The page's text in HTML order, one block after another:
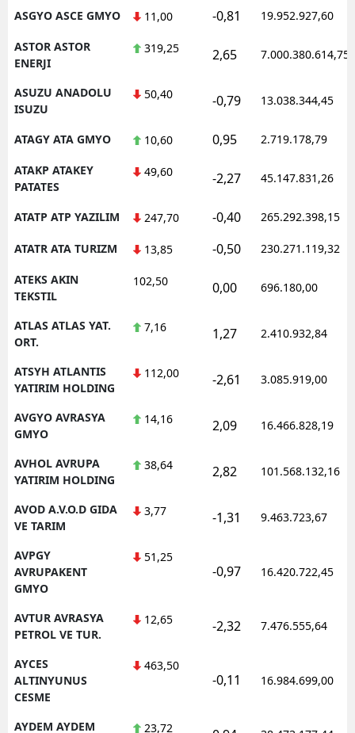
ASGYO ASCE GMYO 11,00 -0,81 19.952.927,60
ASTOR ASTOR
ENERJI
319,25 2,65 7.000.380.614,75
ASUZU ANADOLU
ISUZU
50,40 -0,79 13.038.344,45
ATAGY ATA GMYO 10,60 0,95 2.719.178,79
ATAKP ATAKEY
PATATES
49,60 -2,27 45.147.831,26
ATATP ATP YAZILIM 247,70 -0,40 265.292.398,15
ATATR ATA TURIZM 13,85 -0,50 230.271.119,32
ATEKS AKIN
TEKSTIL
102,50 0,00 696.180,00
ATLAS ATLAS YAT.
ORT.
7,16 1,27 2.410.932,84
ATSYH ATLANTIS
YATIRIM HOLDING
112,00 -2,61 3.085.919,00
AVGYO AVRASYA
GMYO
14,16 2,09 16.466.828,19
AVHOL AVRUPA
YATIRIM HOLDING
38,64 2,82 101.568.132,16
AVOD A.V.O.D GIDA
VE TARIM
3,77 -1,31 9.463.723,67
AVPGY
AVRUPAKENT
GMYO
51,25
-0,97 16.420.722,45
AVTUR AVRASYA
PETROL VE TUR.
12,65 -2,32 7.476.555,64
AYCES
ALTINYUNUS
CESME
463,50
-0,11 16.984.699,00
AYDEM AYDEM 23,72